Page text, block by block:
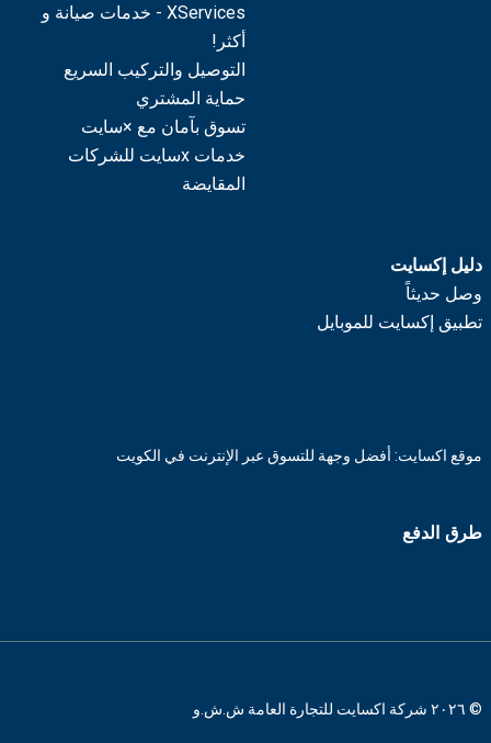
XServices - خدمات صيانة و
أكثر!
التوصيل والتركيب السريع
حماية المشتري
تسوق بآمان مع ×سايت
خدمات xسايت للشركات
المقايضة
دليل إكسايت
وصل حديثاً
تطبيق إكسايت للموبايل
موقع اكسايت: أفضل وجهة للتسوق عبر الإنترنت في الكويت
طرق الدفع
© ٢٠٢٦ شركة اكسايت للتجارة العامة ش.ش.و